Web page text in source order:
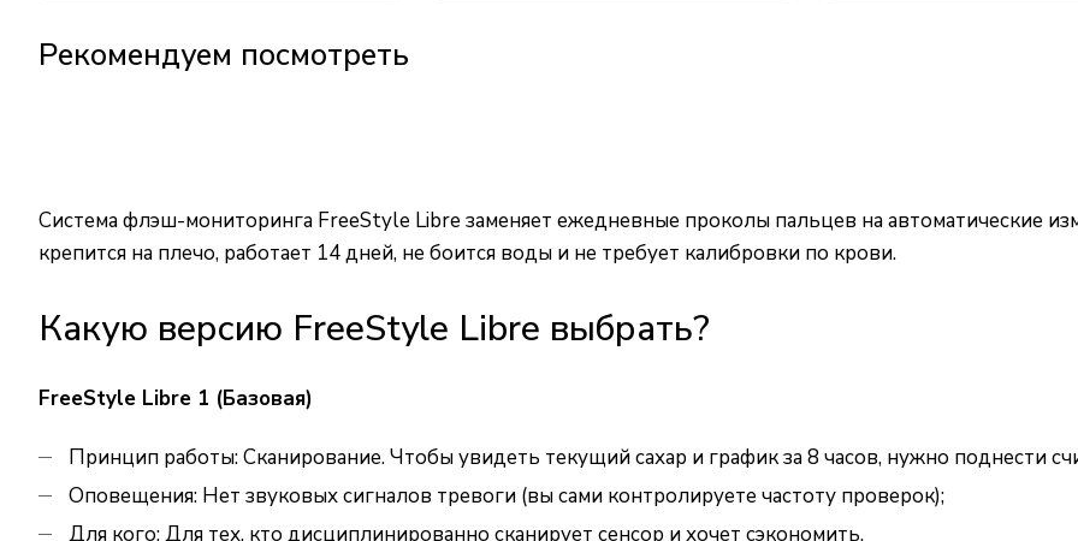
Рекомендуем посмотреть
Система флэш-мониторинга FreeStyle Libre заменяет ежедневные проколы пальцев на автоматические
крепится на плечо, работает 14 дней, не боится воды и не требует калибровки по крови.
Какую версию FreeStyle Libre выбрать?
FreeStyle Libre 1 (Базовая)
Принцип работы: Сканирование. Чтобы увидеть текущий сахар и график за 8 часов, нужно поднести
Оповещения: Нет звуковых сигналов тревоги (вы сами контролируете частоту проверок);
Для кого: Для тех, кто дисциплинированно сканирует сенсор и хочет сэкономить.